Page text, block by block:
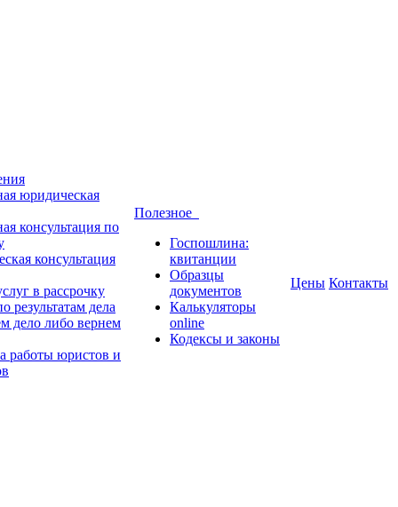
юридическая
консультация по
консультация
в рассрочку
результатам дела
дело либо вернем
работы юристов и
Полезное
Госпошлина:
квитанции
Образцы
документов
Калькуляторы
online
Кодексы и законы
Цены Контакты